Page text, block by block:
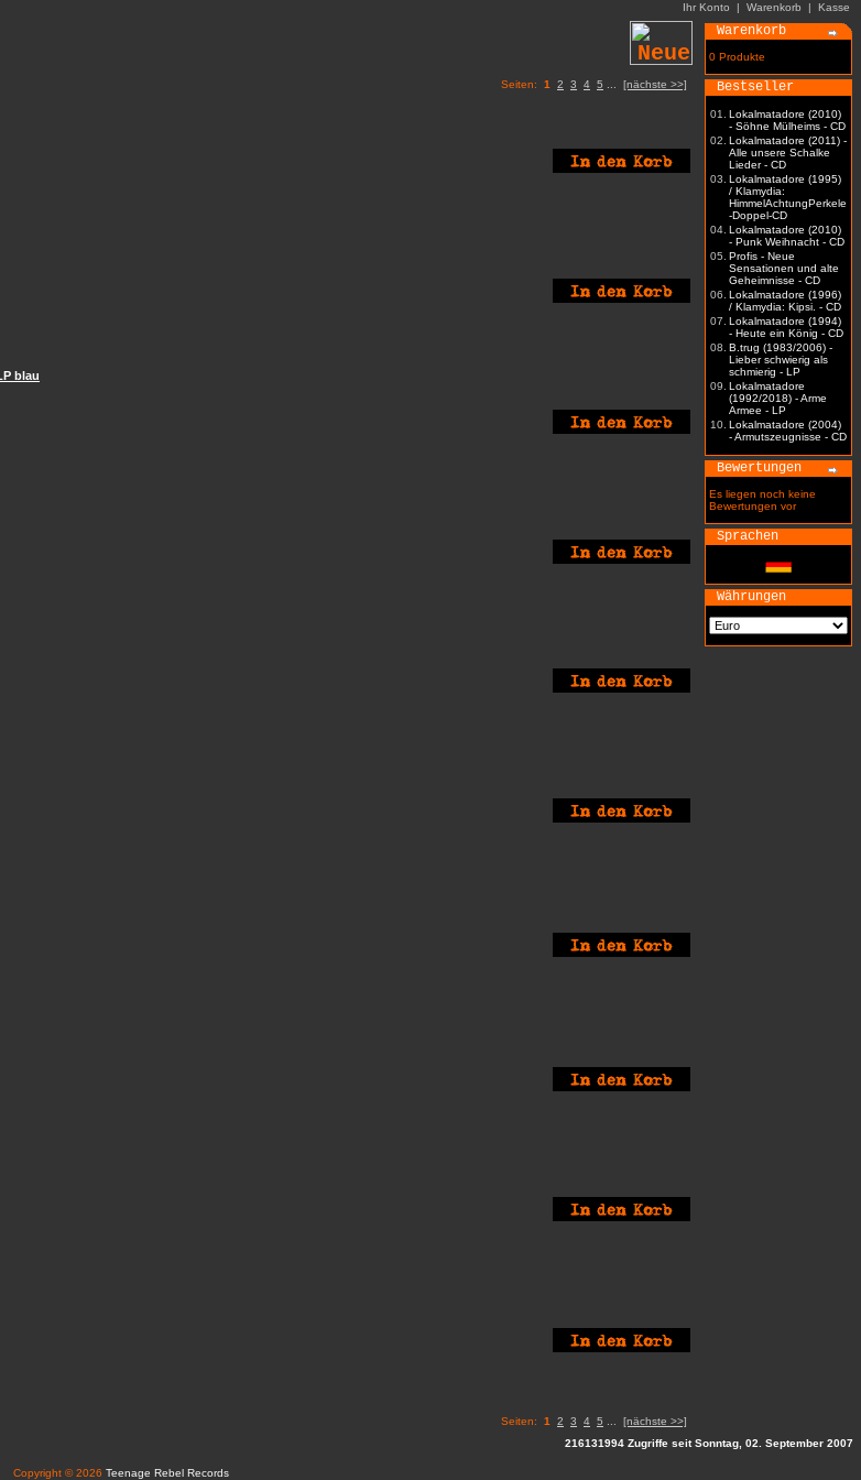
Ihr Konto | Warenkorb | Kasse
Seiten: 1 2 3 4 5 [nächste >>]
blau
Seiten: 1 2 3 4 5 [nächste >>]
Warenkorb
0 Produkte
Bestseller
01.
Lokalmatadore (2010)
- Söhne Mülheims - CD
02. Lokalmatadore (2011) -
Alle unsere Schalke
Lieder - CD
03. Lokalmatadore (1995)
/ Klamydia:
HimmelAchtungPerkele
-Doppel-CD
04. Lokalmatadore (2010)
- Punk Weihnacht - CD
05. Profis - Neue
Sensationen und alte
Geheimnisse - CD
06. Lokalmatadore (1996)
/ Klamydia: Kipsi. - CD
07. Lokalmatadore (1994)
- Heute ein König - CD
08. B.trug (1983/2006) -
Lieber schwierig als
schmierig - LP
09. Lokalmatadore
(1992/2018) - Arme
Armee - LP
10. Lokalmatadore (2004)
- Armutszeugnisse - CD
Bewertungen
Es liegen noch keine
Bewertungen vor
Sprachen
Währungen
216131994 Zugriffe seit Sonntag, 02. September 2007
Copyright © 2026 Teenage Rebel Records